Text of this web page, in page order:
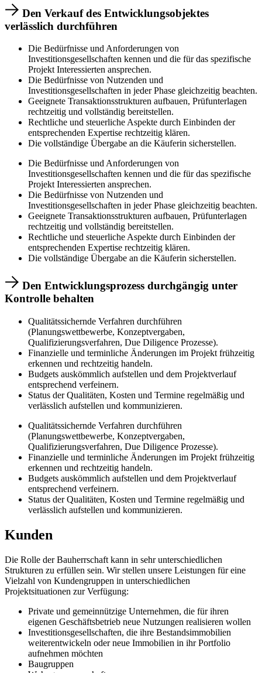
Den Verkauf des Entwicklungsobjektes
verlässlich durchführen
Die Bedürfnisse und Anforderungen von
Investitionsgesellschaften kennen und die für das spezifische
Projekt Interessierten ansprechen.
Die Bedürfnisse von Nutzenden und
Investitionsgesellschaften in jeder Phase gleichzeitig beachten.
Geeignete Transaktionsstrukturen aufbauen, Prüfunterlagen
rechtzeitig und vollständig bereitstellen.
Rechtliche und steuerliche Aspekte durch Einbinden der
entsprechenden Expertise rechtzeitig klären.
Die vollständige Übergabe an die Käuferin sicherstellen.
Die Bedürfnisse und Anforderungen von
Investitionsgesellschaften kennen und die für das spezifische
Projekt Interessierten ansprechen.
Die Bedürfnisse von Nutzenden und
Investitionsgesellschaften in jeder Phase gleichzeitig beachten.
Geeignete Transaktionsstrukturen aufbauen, Prüfunterlagen
rechtzeitig und vollständig bereitstellen.
Rechtliche und steuerliche Aspekte durch Einbinden der
entsprechenden Expertise rechtzeitig klären.
Die vollständige Übergabe an die Käuferin sicherstellen.
Den Entwicklungsprozess durchgängig unter
Kontrolle behalten
Qualitätssichernde Verfahren durchführen
(Planungswettbewerbe, Konzeptvergaben,
Qualifizierungsverfahren, Due Diligence Prozesse).
Finanzielle und terminliche Änderungen im Projekt frühzeitig
erkennen und rechtzeitig handeln.
Budgets auskömmlich aufstellen und dem Projektverlauf
entsprechend verfeinern.
Status der Qualitäten, Kosten und Termine regelmäßig und
verlässlich aufstellen und kommunizieren.
Qualitätssichernde Verfahren durchführen
(Planungswettbewerbe, Konzeptvergaben,
Qualifizierungsverfahren, Due Diligence Prozesse).
Finanzielle und terminliche Änderungen im Projekt frühzeitig
erkennen und rechtzeitig handeln.
Budgets auskömmlich aufstellen und dem Projektverlauf
entsprechend verfeinern.
Status der Qualitäten, Kosten und Termine regelmäßig und
verlässlich aufstellen und kommunizieren.
Kunden
Die Rolle der Bauherrschaft kann in sehr unterschiedlichen
Strukturen zu erfüllen sein. Wir stellen unsere Leistungen für eine
Vielzahl von Kundengruppen in unterschiedlichen
Projektsituationen zur Verfügung:
Private und gemeinnützige Unternehmen, die für ihren
eigenen Geschäftsbetrieb neue Nutzungen realisieren wollen
Investitionsgesellschaften, die ihre Bestandsimmobilien
weiterentwickeln oder neue Immobilien in ihr Portfolio
aufnehmen möchten
Baugruppen